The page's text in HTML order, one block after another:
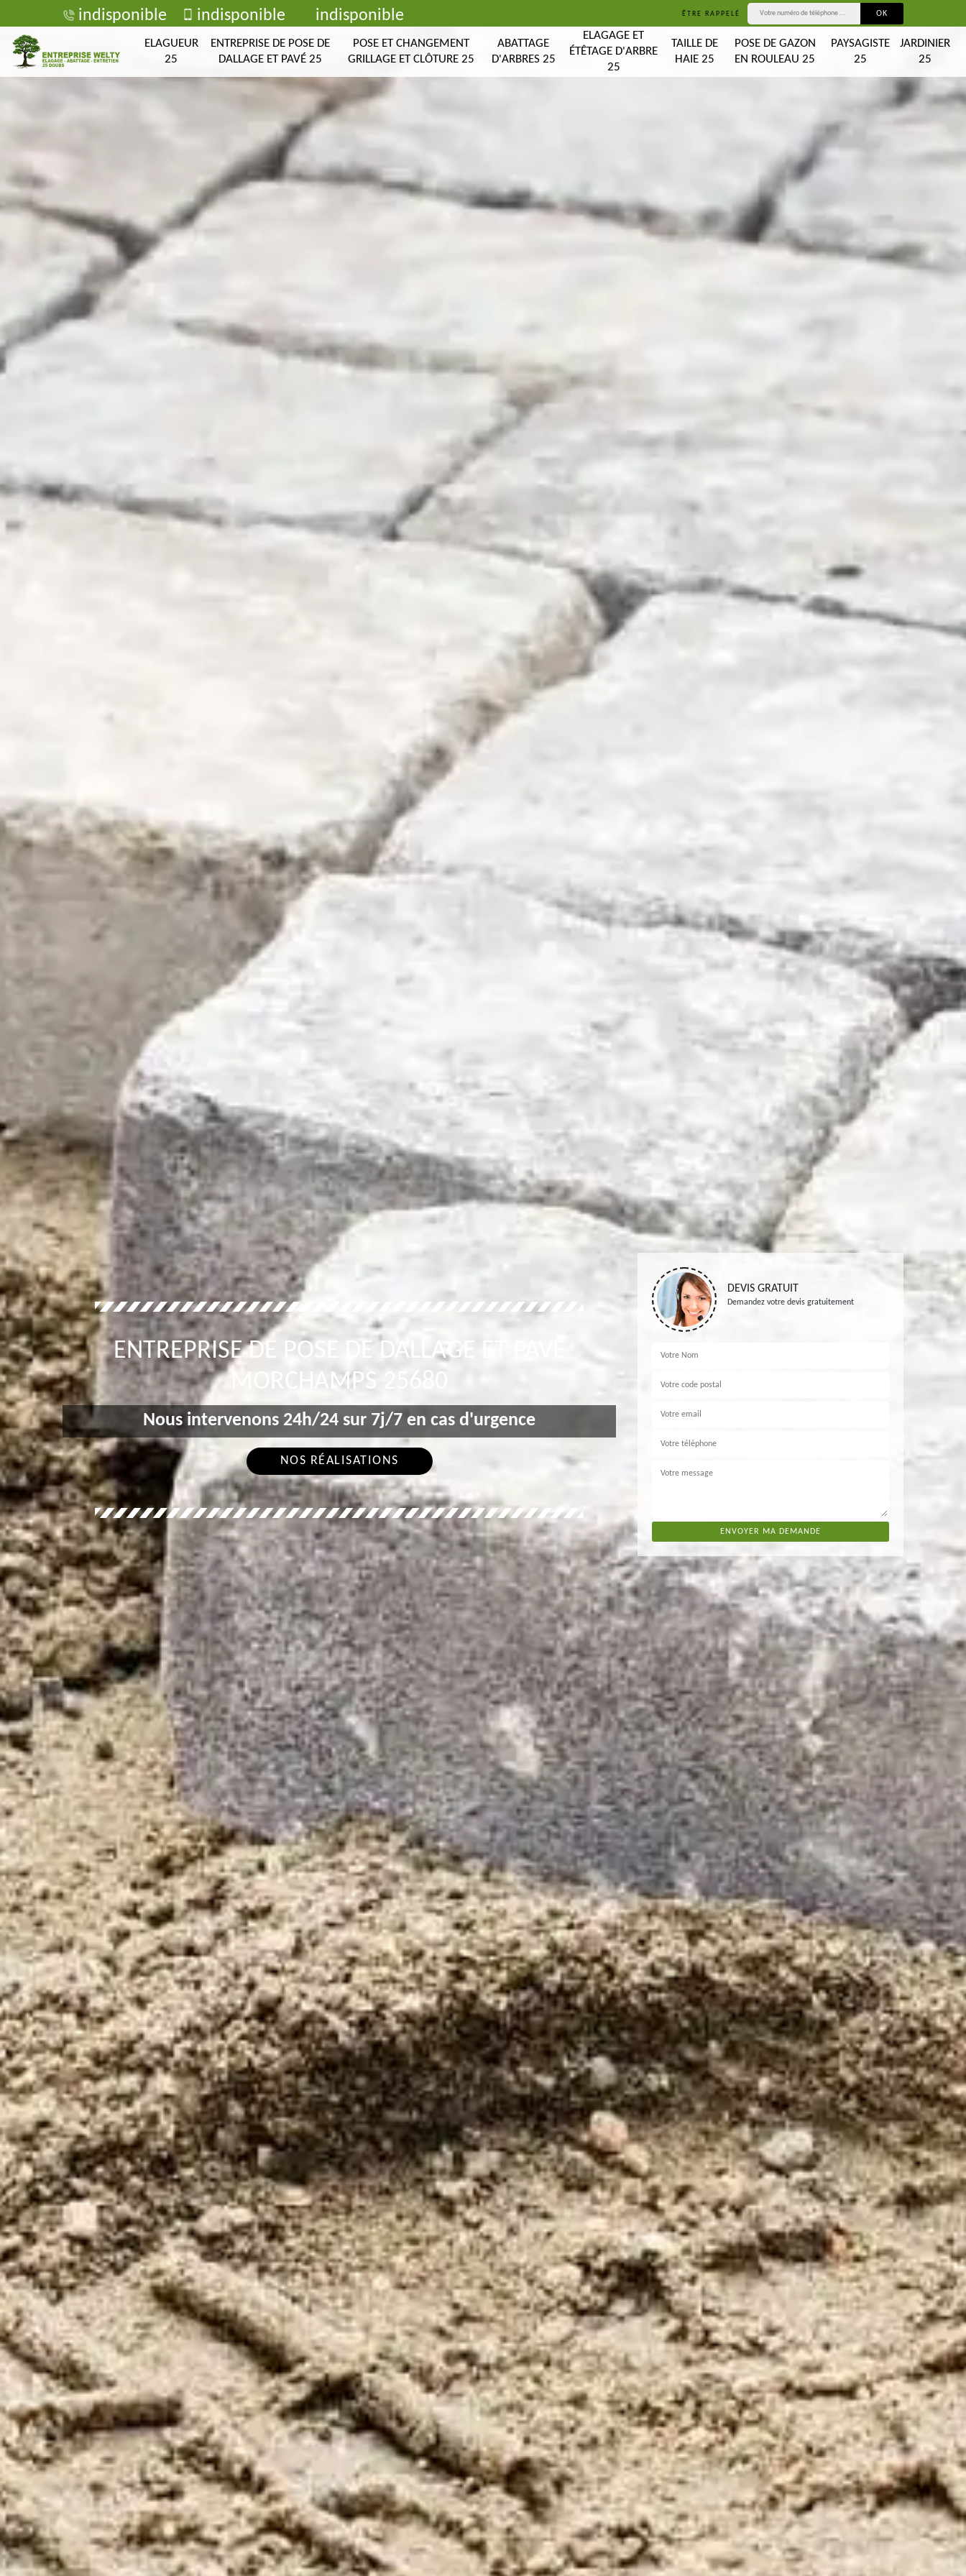
indisponible indisponible indisponible ÊTRE RAPPELÉ
ELAGUEUR
25
ENTREPRISE DE POSE DE
DALLAGE ET PAVÉ 25
POSE ET CHANGEMENT
GRILLAGE ET CLÔTURE 25
ABATTAGE
D'ARBRES 25
ELAGAGE ET
ÉTÊTAGE D'ARBRE
25
TAILLE DE
HAIE 25
POSE DE GAZON
EN ROULEAU 25
PAYSAGISTE
25
JARDINIER
25
ENTREPRISE DE POSE DE DALLAGE ET PAVÉ
MORCHAMPS 25680
Nous intervenons 24h/24 sur 7j/7 en cas d'urgence
NOS RÉALISATIONS
DEVIS GRATUIT
Demandez votre devis gratuitement